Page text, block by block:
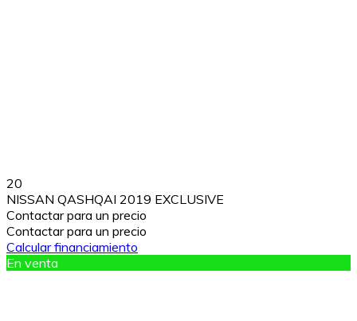
20
NISSAN QASHQAI 2019 EXCLUSIVE
Contactar para un precio
Contactar para un precio
Calcular financiamiento
En venta